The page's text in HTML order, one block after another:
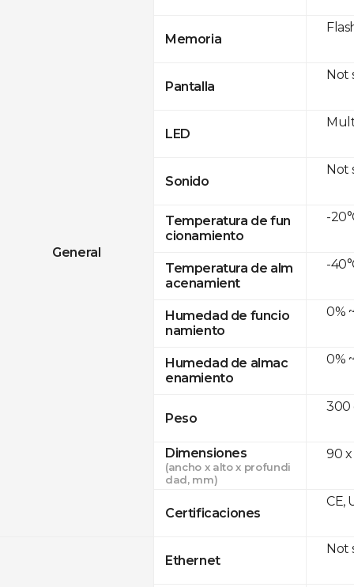
General
Memoria
Pantalla
LED
Sonido
Temperatura de fun
cionamiento
Temperatura de alm
acenamient
Humedad de funcio
namiento
Humedad de almac
enamiento
Peso
Dimensiones
(ancho x alto x profundi
dad, mm)
Certificaciones
Ethernet
Not
Not
-
-
0%
0%
300
90 x
CE,
Not